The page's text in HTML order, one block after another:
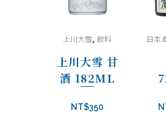
上川大雪,飲料
上川大雪 甘
酒 182ML
NT$350
日本